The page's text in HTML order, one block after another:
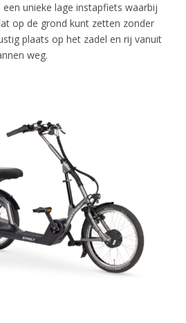
een unieke lage instapfiets waarbij
op de grond kunt zetten zonder
plaats op het zadel en rij vanuit
weg.